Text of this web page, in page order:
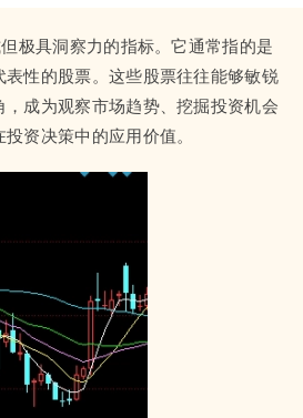
极具洞察力的指标。它通常指的是
性的股票。这些股票往往能够敏锐
成为观察市场趋势、挖掘投资机会
资决策中的应用价值。